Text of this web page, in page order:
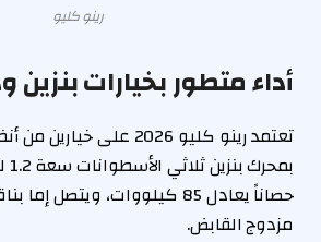
رينو كليو
أداء متطور بخيارات
تعتمد رينو كليو 2026 على
حصاناً يعادل 85 كيلووات،
مزدوج القابض.